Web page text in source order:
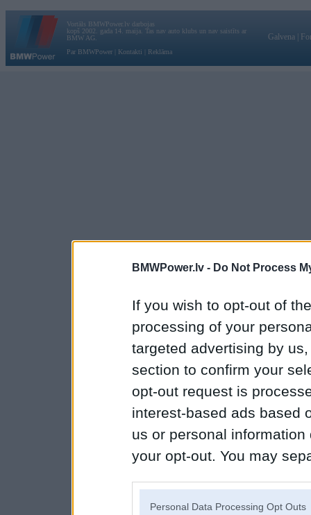
BMWPower.lv - Do Not Process
If you wish to opt-out of
processing of your
targeted advertising by
section to confirm your
opt-out request is
interest-based ads based
us or personal
your opt-out. You may
Personal Data Processing Opt Outs
Vortāls BMWPower.lv darbojas
kopš 2002. gada 14. maija. Tas nav auto klubs un nav saistīts ar
BMW AG.
Par BMWPower
Kontakti Reklāma
Galvena